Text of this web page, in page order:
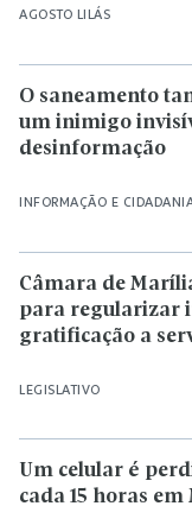
AGOSTO LILÁS
INFORMAÇÃO E
O saneamento
um inimigo
desinformação
LEGISLATIVO
Câmara de
para regularizar
gratificação a
Um celular é
cada 15 horas